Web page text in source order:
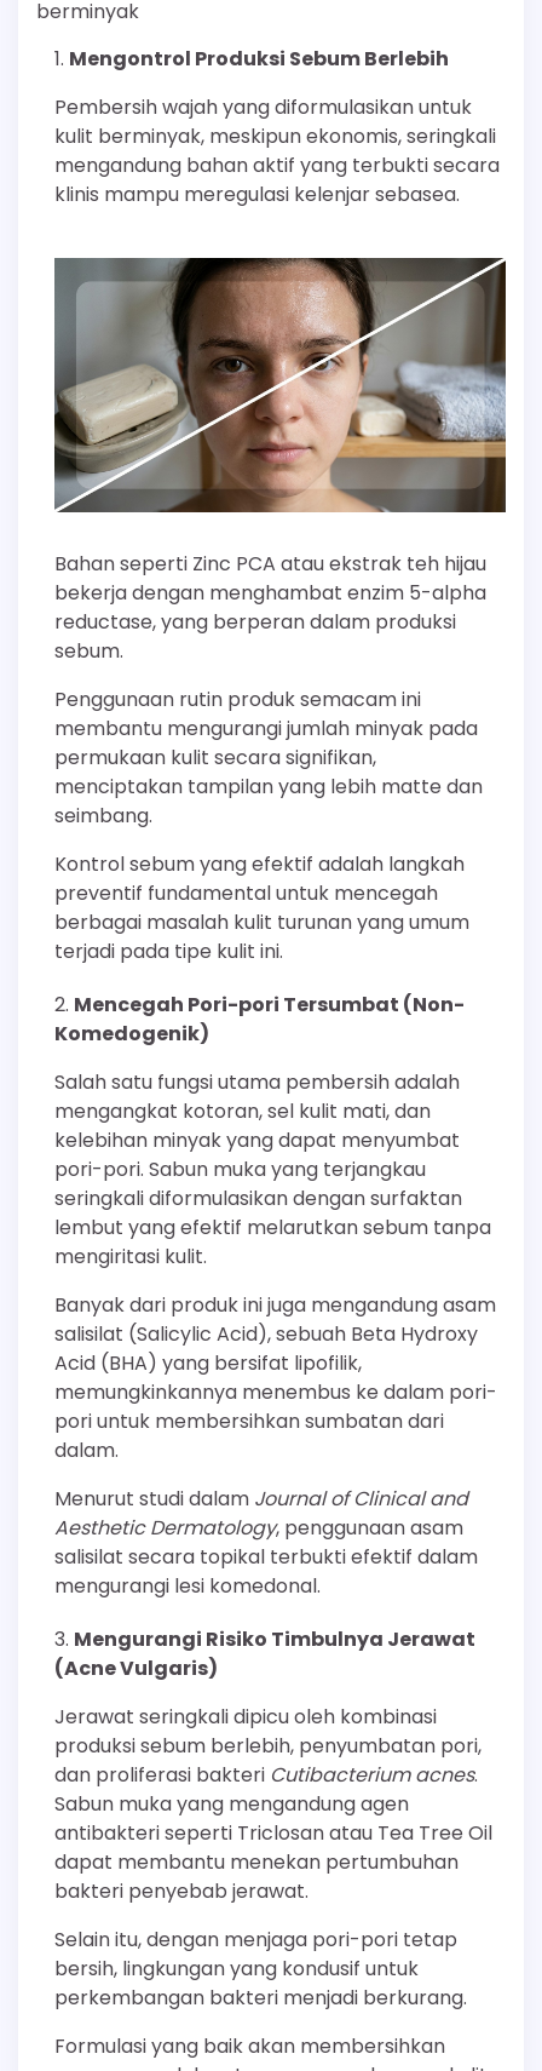
berminyak
Mengontrol Produksi Sebum Berlebih
Pembersih wajah yang diformulasikan untuk
kulit berminyak, meskipun ekonomis, seringkali
mengandung bahan aktif yang terbukti secara
klinis mampu meregulasi kelenjar sebasea.
Bahan seperti Zinc PCA atau ekstrak teh hijau
bekerja dengan menghambat enzim 5-alpha
reductase, yang berperan dalam produksi
sebum.
Penggunaan rutin produk semacam ini
membantu mengurangi jumlah minyak pada
permukaan kulit secara signifikan,
menciptakan tampilan yang lebih matte dan
seimbang.
Kontrol sebum yang efektif adalah langkah
preventif fundamental untuk mencegah
berbagai masalah kulit turunan yang umum
terjadi pada tipe kulit ini.
Mencegah Pori-pori Tersumbat (Non-
Komedogenik)
Salah satu fungsi utama pembersih adalah
mengangkat kotoran, sel kulit mati, dan
kelebihan minyak yang dapat menyumbat
pori-pori. Sabun muka yang terjangkau
seringkali diformulasikan dengan surfaktan
lembut yang efektif melarutkan sebum tanpa
mengiritasi kulit.
Banyak dari produk ini juga mengandung asam
salisilat (Salicylic Acid), sebuah Beta Hydroxy
Acid (BHA) yang bersifat lipofilik,
memungkinkannya menembus ke dalam pori-
pori untuk membersihkan sumbatan dari
dalam.
Menurut studi dalam Journal of Clinical and
Aesthetic Dermatology, penggunaan asam
salisilat secara topikal terbukti efektif dalam
mengurangi lesi komedonal.
Mengurangi Risiko Timbulnya Jerawat
(Acne Vulgaris)
Jerawat seringkali dipicu oleh kombinasi
produksi sebum berlebih, penyumbatan pori,
dan proliferasi bakteri Cutibacterium acnes.
Sabun muka yang mengandung agen
antibakteri seperti Triclosan atau Tea Tree Oil
dapat membantu menekan pertumbuhan
bakteri penyebab jerawat.
Selain itu, dengan menjaga pori-pori tetap
bersih, lingkungan yang kondusif untuk
perkembangan bakteri menjadi berkurang.
Formulasi yang baik akan membersihkan